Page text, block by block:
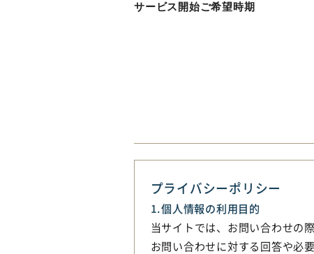
サービス開始ご希望時期
プライバシーポリシー
1.個人情報の利用目的
当サイトでは、お問い合わせの
お問い合わせに対する回答や必